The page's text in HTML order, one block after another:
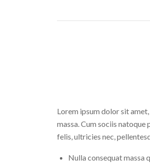
Lorem ipsum dolor sit
massa. Cum sociis
felis, ultricies nec,
Nulla consequat massa